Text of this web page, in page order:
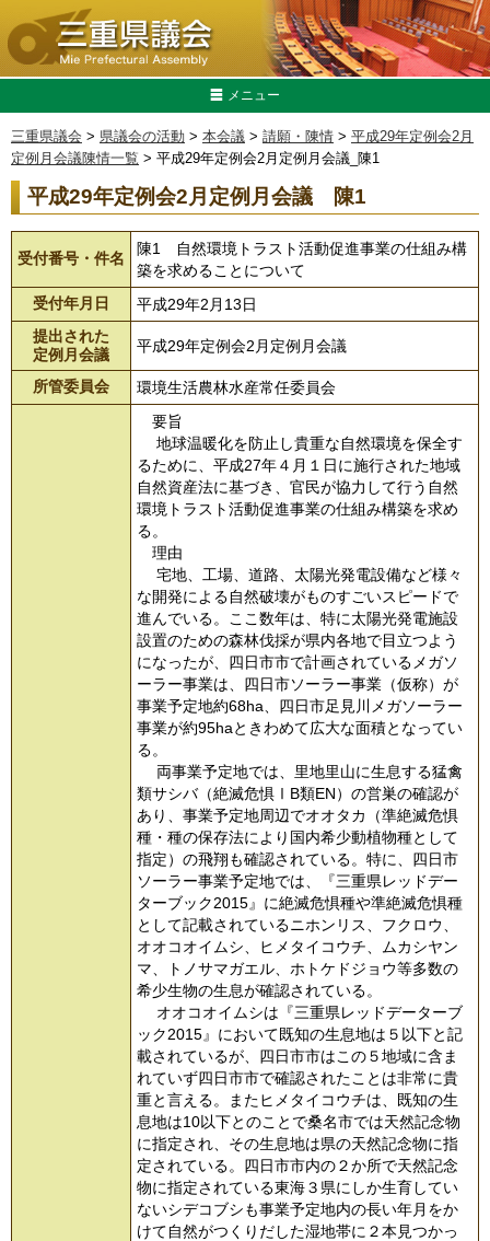
メニュー
三重県議会 > 県議会の活動 > 本会議 > 請願・陳情 > 平成29年定例会2月
定例月会議陳情一覧 > 平成29年定例会2月定例月会議_陳1
平成29年定例会2月定例月会議 陳1
受付番号・件名
陳1 自然環境トラスト活動促進事業の仕組み構
築を求めることについて
受付年月日
平成29年2月13日
提出された
定例月会議
平成29年定例会2月定例月会議
所管委員会 環境生活農林水産常任委員会
要旨
地球温暖化を防止し貴重な自然環境を保全す
るために、平成27年４月１日に施行された地域
自然資産法に基づき、官民が協力して行う自然
環境トラスト活動促進事業の仕組み構築を求め
る。
理由
宅地、工場、道路、太陽光発電設備など様々
な開発による自然破壊がものすごいスピードで
進んでいる。ここ数年は、特に太陽光発電施設
設置のための森林伐採が県内各地で目立つよう
になったが、四日市市で計画されているメガソ
ーラー事業は、四日市ソーラー事業（仮称）が
事業予定地約68ha、四日市足見川メガソーラー
事業が約95haときわめて広大な面積となってい
る。
両事業予定地では、里地里山に生息する猛禽
類サシバ（絶滅危惧ⅠB類EN）の営巣の確認が
あり、事業予定地周辺でオオタカ（準絶滅危惧
種・種の保存法により国内希少動植物種として
指定）の飛翔も確認されている。特に、四日市
ソーラー事業予定地では、『三重県レッドデー
ターブック2015』に絶滅危惧種や準絶滅危惧種
として記載されているニホンリス、フクロウ、
オオコオイムシ、ヒメタイコウチ、ムカシヤン
マ、トノサマガエル、ホトケドジョウ等多数の
希少生物の生息が確認されている。
オオコオイムシは『三重県レッドデーターブ
ック2015』において既知の生息地は５以下と記
載されているが、四日市市はこの５地域に含ま
れていず四日市市で確認されたことは非常に貴
重と言える。またヒメタイコウチは、既知の生
息地は10以下とのことで桑名市では天然記念物
に指定され、その生息地は県の天然記念物に指
定されている。四日市市内の２か所で天然記念
物に指定されている東海３県にしか生育してい
ないシデコブシも事業予定地内の長い年月をか
けて自然がつくりだした湿地帯に２本見つかっ